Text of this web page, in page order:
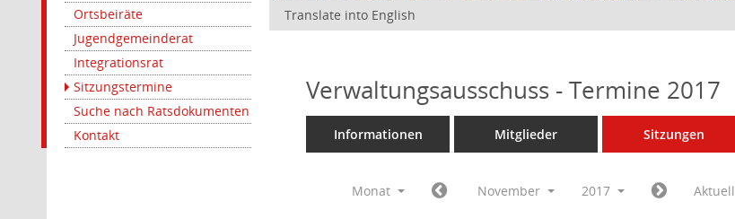
Ortsbeiräte
Jugendgemeinderat
Integrationsrat
Sitzungstermine
Suche nach Ratsdokumenten
Kontakt
Translate into English
Verwaltungsausschuss - Termine 2017
Informationen Mitglieder Sitzungen
Monat November 2017 Aktuell